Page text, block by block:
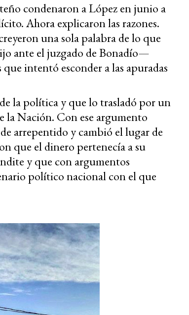
condenaron a López en junio a
Ahora explicaron las razones.
una sola palabra de lo que
ante el juzgado de Bonadío—
intentó esconder a las apuradas
la política y que lo trasladó por un
la Nación. Con ese argumento
arrepentido y cambió el lugar de
que el dinero pertenecía a su
y que con argumentos
político nacional con el que